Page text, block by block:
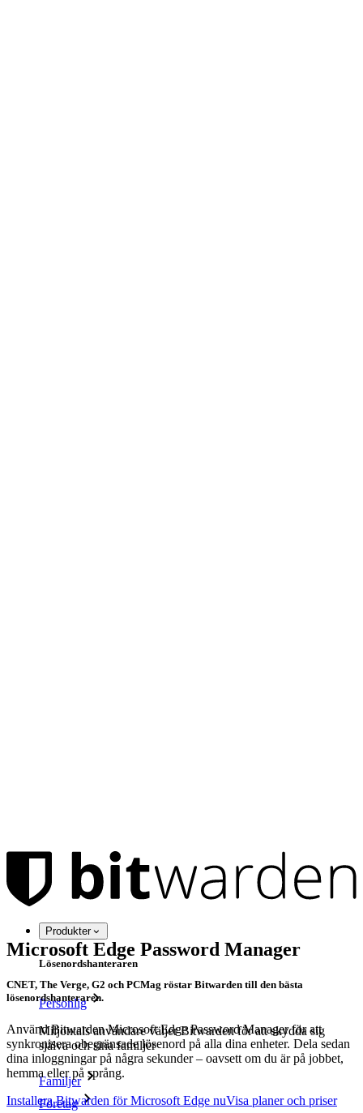
Produkter
Lösenordshanteraren
Personlig
Miljontals användare väljer Bitwarden för att skydda sig
själva och sina familjer
Familjer
Företag
Microsoft Edge Password Manager
CNET, The Verge, G2 och PCMag röstar Bitwarden till den bästa
lösenordshanteraren.
Använd Bitwarden Microsoft Edge Password Manager för att
synkronisera obegränsade lösenord på alla dina enheter. Dela sedan
dina inloggningar på några sekunder – oavsett om du är på jobbet,
hemma eller på språng.
Installera Bitwarden för Microsoft Edge nuVisa planer och priser